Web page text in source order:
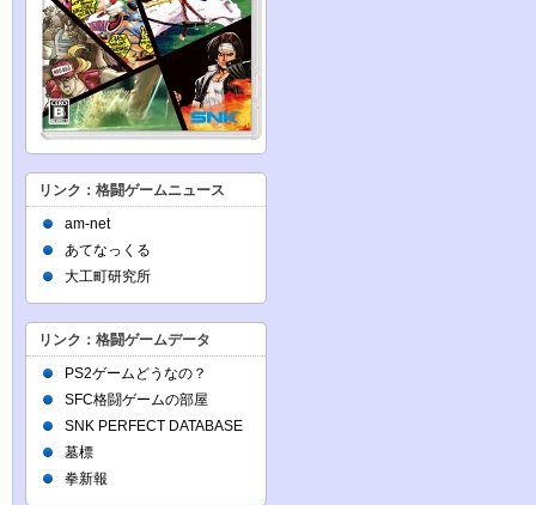
リンク：格闘ゲームニュース
am-net
あてなっくる
大工町研究所
リンク：格闘ゲームデータ
PS2ゲームどうなの？
SFC格闘ゲームの部屋
SNK PERFECT DATABASE
墓標
拳新報